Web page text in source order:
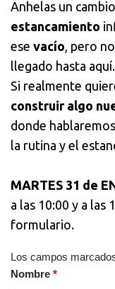
Anhelas un
estancamiento
ese vacío, pero
llegado hasta aquí.
Si realmente
construir algo
donde
la rutina y el
MARTES 31 de
a las 10:00 y a las
formulario.
Los campos
Nombre *